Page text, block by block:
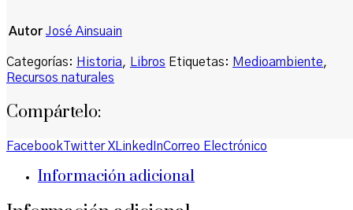
Autor José Ainsuain
Categorías: Historia, Libros Etiquetas: Medioambiente,
Recursos naturales
Compártelo:
Facebook Twitter X LinkedInCorreo Electrónico
Información adicional